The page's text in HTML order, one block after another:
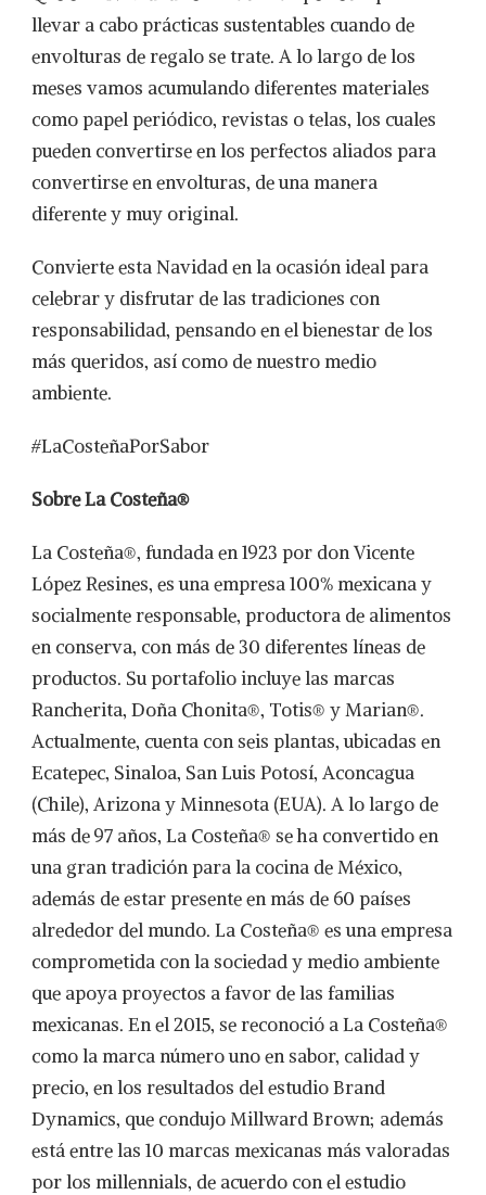
llevar a cabo prácticas sustentables cuando de
envolturas de regalo se trate. A lo largo de los
meses vamos acumulando diferentes materiales
como papel periódico, revistas o telas, los cuales
pueden convertirse en los perfectos aliados para
convertirse en envolturas, de una manera
diferente y muy original.
Convierte esta Navidad en la ocasión ideal para
celebrar y disfrutar de las tradiciones con
responsabilidad, pensando en el bienestar de los
más queridos, así como de nuestro medio
ambiente.
#LaCosteñaPorSabor
Sobre La Costeña®
La Costeña®, fundada en 1923 por don Vicente
López Resines, es una empresa 100% mexicana y
socialmente responsable, productora de alimentos
en conserva, con más de 30 diferentes líneas de
productos. Su portafolio incluye las marcas
Rancherita, Doña Chonita®, Totis® y Marian®.
Actualmente, cuenta con seis plantas, ubicadas en
Ecatepec, Sinaloa, San Luis Potosí, Aconcagua
(Chile), Arizona y Minnesota (EUA). A lo largo de
más de 97 años, La Costeña® se ha convertido en
una gran tradición para la cocina de México,
además de estar presente en más de 60 países
alrededor del mundo. La Costeña® es una empresa
comprometida con la sociedad y medio ambiente
que apoya proyectos a favor de las familias
mexicanas. En el 2015, se reconoció a La Costeña®
como la marca número uno en sabor, calidad y
precio, en los resultados del estudio Brand
Dynamics, que condujo Millward Brown; además
está entre las 10 marcas mexicanas más valoradas
por los millennials, de acuerdo con el estudio